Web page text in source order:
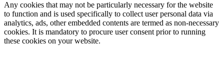
Any cookies that may not be particularly necessary for the website
to function and is used specifically to collect user personal data via
analytics, ads, other embedded contents are termed as non-necessary
cookies. It is mandatory to procure user consent prior to running
these cookies on your website.